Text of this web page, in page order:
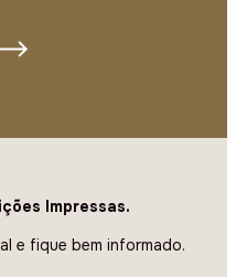
Impressas.
e fique bem informado.